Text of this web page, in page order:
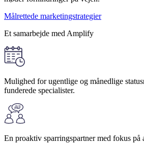
Målrettede marketingstrategier
Et samarbejde med Amplify
Mulighed for ugentlige og månedlige
funderede specialister.
En proaktiv sparringspartner med fokus på